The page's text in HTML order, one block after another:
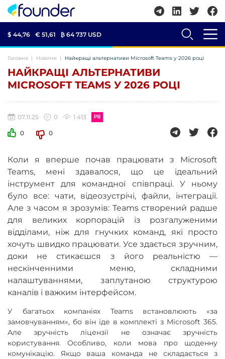
$ 44,76 € 51,61 ₿ 64 737 USD
Головна Новини Найкращі альтернативи Microsoft Teams у 2026 році
НАЙКРАЩІ АЛЬТЕРНАТИВИ
MICROSOFT TEAMS У 2026 РОЦІ
07.11.25 0 1 413
0 0
Коли я вперше почав працювати з Microsoft
Teams, мені здавалося, що це ідеальний
інструмент для командної співпраці. У ньому
було все: чати, відеозустрічі, файли, інтеграції.
Але з часом я зрозумів: Teams створений радше
для великих корпорацій із розгалуженими
відділами, ніж для гнучких команд, які просто
хочуть швидко працювати. Усе здається зручним,
доки не стикаєшся з його реальністю —
нескінченними меню, складними
налаштуваннями, заплутаною структурою
каналів і важким інтерфейсом.
У багатьох компаніях Teams встановлюють «за
замовчуванням», бо він іде в комплекті з Microsoft 365.
Але зручність ліцензії не означає зручність
користування. Особливо, коли мова про щоденну
комунікацію. Якщо ваша команда не складається з